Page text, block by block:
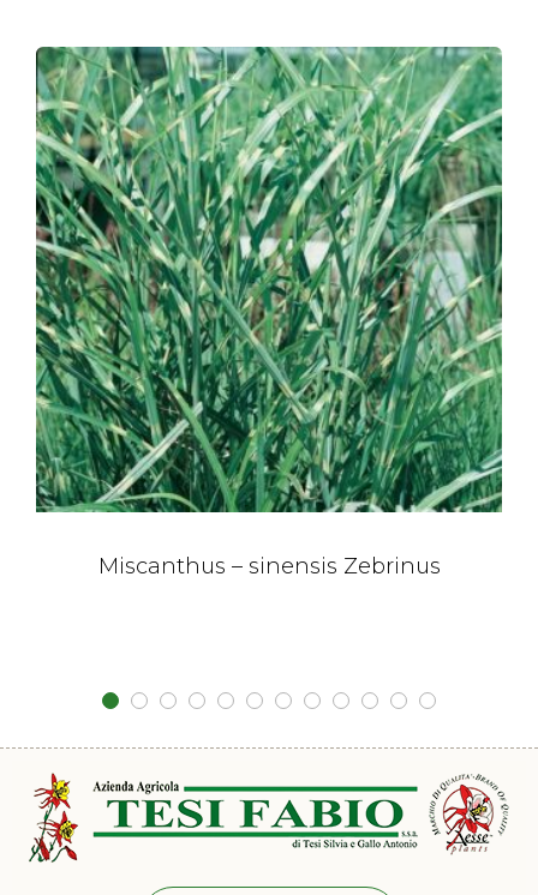
Miscanthus – sinensis Zebrinus